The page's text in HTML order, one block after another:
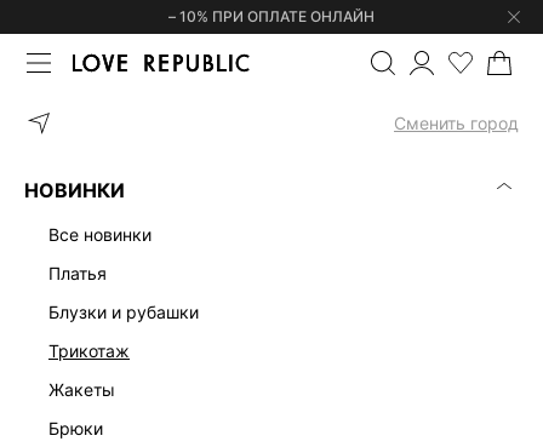
– 10% ПРИ ОПЛАТЕ ОНЛАЙН
Сменить город
НОВИНКИ
все новинки
платья
блузки и рубашки
трикотаж
жакеты
брюки
ГЛАВНАЯ ЖИЛЕТ ИЗ ЛЬНА И ВИСКОЗЫ